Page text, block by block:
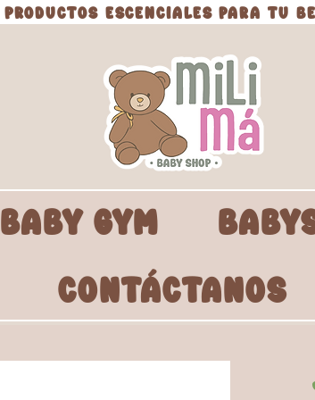
PRODUCTOS ESCENCIALES PARA TU
BABY GYM
CONTÁCTANOS